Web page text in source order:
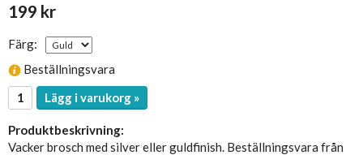
199 kr
Färg:
Beställningsvara
Lägg i varukorg »
Produktbeskrivning:
Vacker brosch med silver eller guldfinish. Beställningsvara från